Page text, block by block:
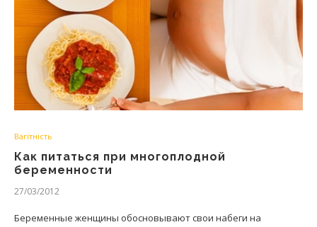
Вагітність
Как питаться при многоплодной
беременности
27/03/2012
Беременные женщины обосновывают свои набеги на